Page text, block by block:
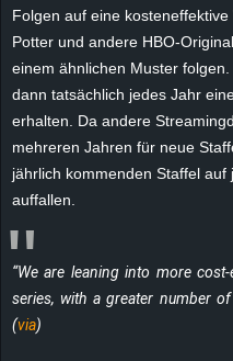
Folgen auf eine
Potter und andere HBO-
einem ähnlichen Muster
dann tatsächlich jedes Jahr
erhalten. Da andere
mehreren Jahren für neue
jährlich kommenden Staffel
auffallen.
“We are leaning into more
series, with a greater number
(via)